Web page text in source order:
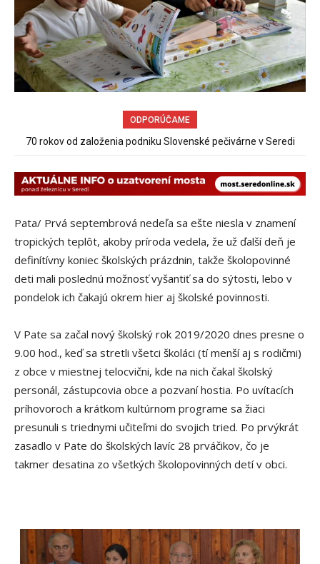
ODPORÚČAME
Obchádzka rozpadajúceho sa už uzatvoreného mosta ponad
Pata/ Prvá septembrová nedeľa sa ešte niesla v znamení
tropických teplôt, akoby príroda vedela, že už ďalší deň je
definítívny koniec školských prázdnin, takže školopovinné
deti mali poslednú možnosť vyšantiť sa do sýtosti, lebo v
pondelok ich čakajú okrem hier aj školské povinnosti.
V Pate sa začal nový školský rok 2019/2020 dnes presne o
9.00 hod., keď sa stretli všetci školáci (tí menší aj s rodičmi)
z obce v miestnej telocvični, kde na nich čakal školský
personál, zástupcovia obce a pozvaní hostia. Po uvítacích
príhovoroch a krátkom kultúrnom programe sa žiaci
presunuli s triednymi učiteľmi do svojich tried. Po prvýkrát
zasadlo v Pate do školských lavíc 28 prváčikov, čo je
takmer desatina zo všetkých školopovinných detí v obci.